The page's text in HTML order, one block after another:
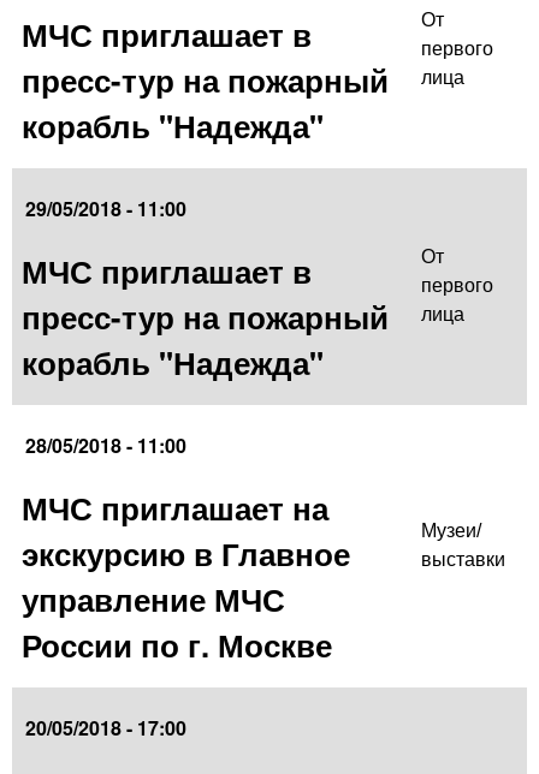
МЧС приглашает в
пресс-тур на пожарный
корабль "Надежда"
От
первого
лица
29/05/2018 - 11:00
МЧС приглашает в
пресс-тур на пожарный
корабль "Надежда"
От
первого
лица
28/05/2018 - 11:00
МЧС приглашает на
экскурсию в Главное
управление МЧС
России по г. Москве
Музеи/
выставки
20/05/2018 - 17:00